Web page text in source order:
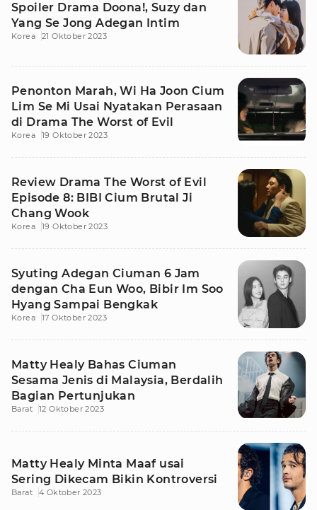
Spoiler Drama Doona!, Suzy dan
Yang Se Jong Adegan Intim
Korea 21 Oktober 2023
Penonton Marah, Wi Ha Joon Cium
Lim Se Mi Usai Nyatakan Perasaan
di Drama The Worst of Evil
Korea 19 Oktober 2023
Review Drama The Worst of Evil
Episode 8: BIBI Cium Brutal Ji
Chang Wook
Korea 19 Oktober 2023
Syuting Adegan Ciuman 6 Jam
dengan Cha Eun Woo, Bibir Im Soo
Hyang Sampai Bengkak
Korea 17 Oktober 2023
Matty Healy Bahas Ciuman
Sesama Jenis di Malaysia, Berdalih
Bagian Pertunjukan
Barat 12 Oktober 2023
Matty Healy Minta Maaf usai
Sering Dikecam Bikin Kontroversi
Barat 4 Oktober 2023